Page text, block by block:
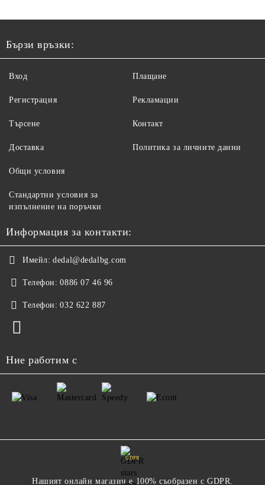
Бързи връзки:
Вход
Регистрация
Търсене
Доставка
Плащане
Рекламации
Контакт
Политика за личните данни
Общи условия
Стандартни условия за
изпълнение на поръчки
Информация за контакти:
Имейл: dedal@dedalbg.com
Телефон: 0886 07 46 96
Телефон: 032 622 887
Ние работим с
GDPR
Нашият онлайн магазин е 100% съобразен с GDPR.